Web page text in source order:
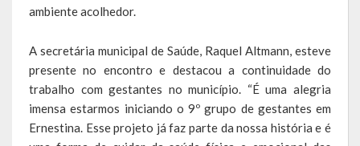
Legislação
ATOS NORMATIVOS
LEIS ORDINÁRIAS
LEIS COMPLEMENTARES
ambiente acolhedor.
A secretária municipal de Saúde, Raquel Altmann, esteve
presente no encontro e destacou a continuidade do
trabalho com gestantes no município. “É uma alegria
imensa estarmos iniciando o 9º grupo de gestantes em
Ernestina. Esse projeto já faz parte da nossa história e é